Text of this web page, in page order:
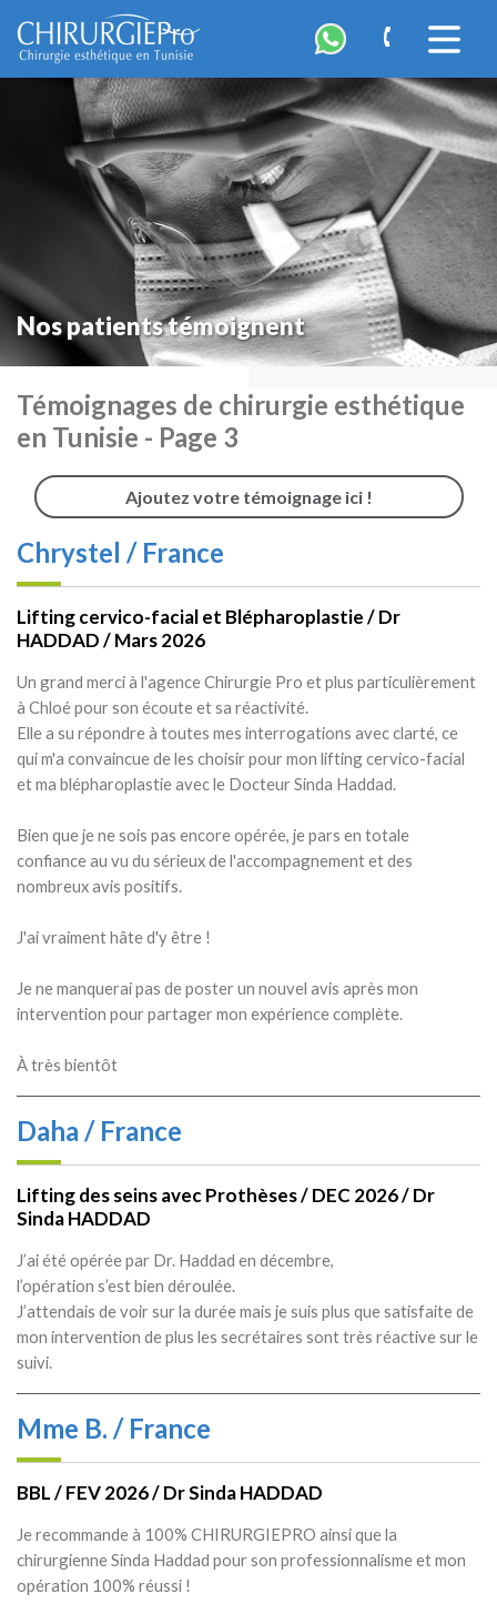
ChirurgiePro
Accéder
la
Nos patients témoignent
Témoignages de chirurgie esthétique
en Tunisie - Page 3
Ajoutez votre témoignage ici !
Chrystel / France
Lifting cervico-facial et Blépharoplastie / Dr
HADDAD / Mars 2026
Un grand merci à l'agence Chirurgie Pro et plus particulièrement
à Chloé pour son écoute et sa réactivité.
Elle a su répondre à toutes mes interrogations avec clarté, ce
qui m'a convaincue de les choisir pour mon lifting cervico-facial
et ma blépharoplastie avec le Docteur Sinda Haddad.
Bien que je ne sois pas encore opérée, je pars en totale
confiance au vu du sérieux de l'accompagnement et des
nombreux avis positifs.
J'ai vraiment hâte d'y être !
Je ne manquerai pas de poster un nouvel avis après mon
intervention pour partager mon expérience complète.
À très bientôt
Daha / France
Lifting des seins avec Prothèses / DEC 2026 / Dr
Sinda HADDAD
J’ai été opérée par Dr. Haddad en décembre,
l’opération s’est bien déroulée.
J’attendais de voir sur la durée mais je suis plus que satisfaite de
mon intervention de plus les secrétaires sont très réactive sur le
suivi.
Mme B. / France
BBL / FEV 2026 / Dr Sinda HADDAD
Je recommande à 100% CHIRURGIEPRO ainsi que la
chirurgienne Sinda Haddad pour son professionnalisme et mon
opération 100% réussi !